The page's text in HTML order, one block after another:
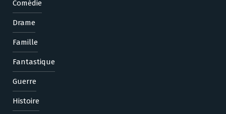
Comédie
Drame
Famille
Fantastique
Guerre
Histoire